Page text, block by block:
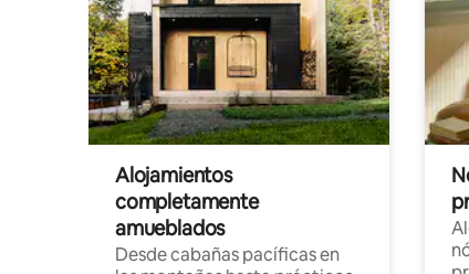
Alojamientos
completamente
amueblados
Desde cabañas pacíficas en